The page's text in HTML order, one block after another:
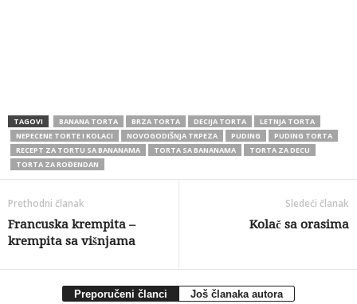
TAGOVI BANANA TORTA BRZA TORTA DECIJA TORTA
LETNJA TORTA
NEPECENE TORTE I KOLACI
NOVOGODIŠNJA TRPEZA PUDING
PUDING TORTA
RECEPT ZA TORTU SA BANANAMA
TORTA SA BANANAMA
TORTA ZA DECU
TORTA ZA ROĐENDAN
Prethodni članak
Francuska krempita –
krempita sa višnjama
Sledeći članak
Kolač sa orasima
Preporučeni članci Još članaka autora